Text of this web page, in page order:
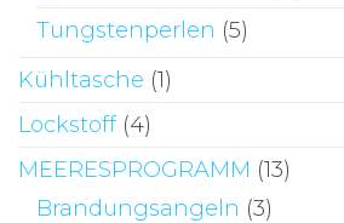
Tungstenperlen (5)
Kühltasche (1)
Lockstoff (4)
MEERESPROGRAMM (13)
Brandungsangeln (3)